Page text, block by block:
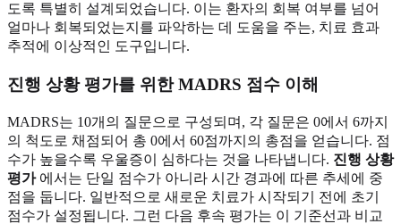
도록 특별히 설계되었습니다. 이는 환자의 회복 여부를 넘어
얼마나 회복되었는지를 파악하는 데 도움을 주는, 치료 효과
추적에 이상적인 도구입니다.
진행 상황 평가를 위한 MADRS 점수 이해
MADRS는 10개의 질문으로 구성되며, 각 질문은 0에서 6까지
의 척도로 채점되어 총 0에서 60점까지의 총점을 얻습니다. 점
수가 높을수록 우울증이 심하다는 것을 나타냅니다. 진행 상황
평가에서는 단일 점수가 아니라 시간 경과에 따른 추세에 중
점을 둡니다. 일반적으로 새로운 치료가 시작되기 전에 초기
점수가 설정됩니다. 그런 다음 후속 평가는 이 기준선과 비교